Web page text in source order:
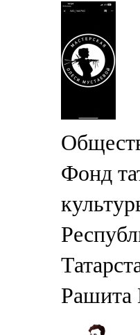
Фонд
Рашита